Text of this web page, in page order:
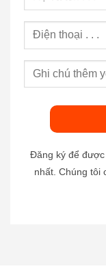
Đăng ký để
nhất. Chúng tôi